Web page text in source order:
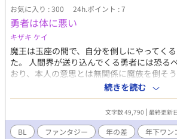
お気に入り : 300 24h.ポイント : 7
勇者は体に悪い
キザキ ケイ
魔王は玉座の間で、自分を倒しにやってく
た。 人間界が送り込んでくる勇者には恐る
おり、本人の意思とは無関係に魔族を倒そ
が施されている。 彼らを救うすべはひとつ
ることだけ。 姿を見せた勇者は、憎悪のこ
つけ剣を振りかざしたのだった────。
る、 魔王に救われた年下ワンコ攻め勇者に
女気弱魔王が押されまくって攻略される話。
続きを読む
文字数 49,790 最終更新
BL ファンタジー 年の差
年下ワン